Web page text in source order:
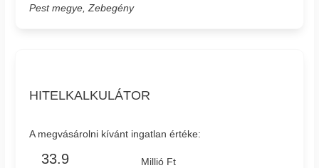
Pest megye, Zebegény
HITELKALKULÁTOR
A megvásárolni kívánt ingatlan értéke:
Millió Ft